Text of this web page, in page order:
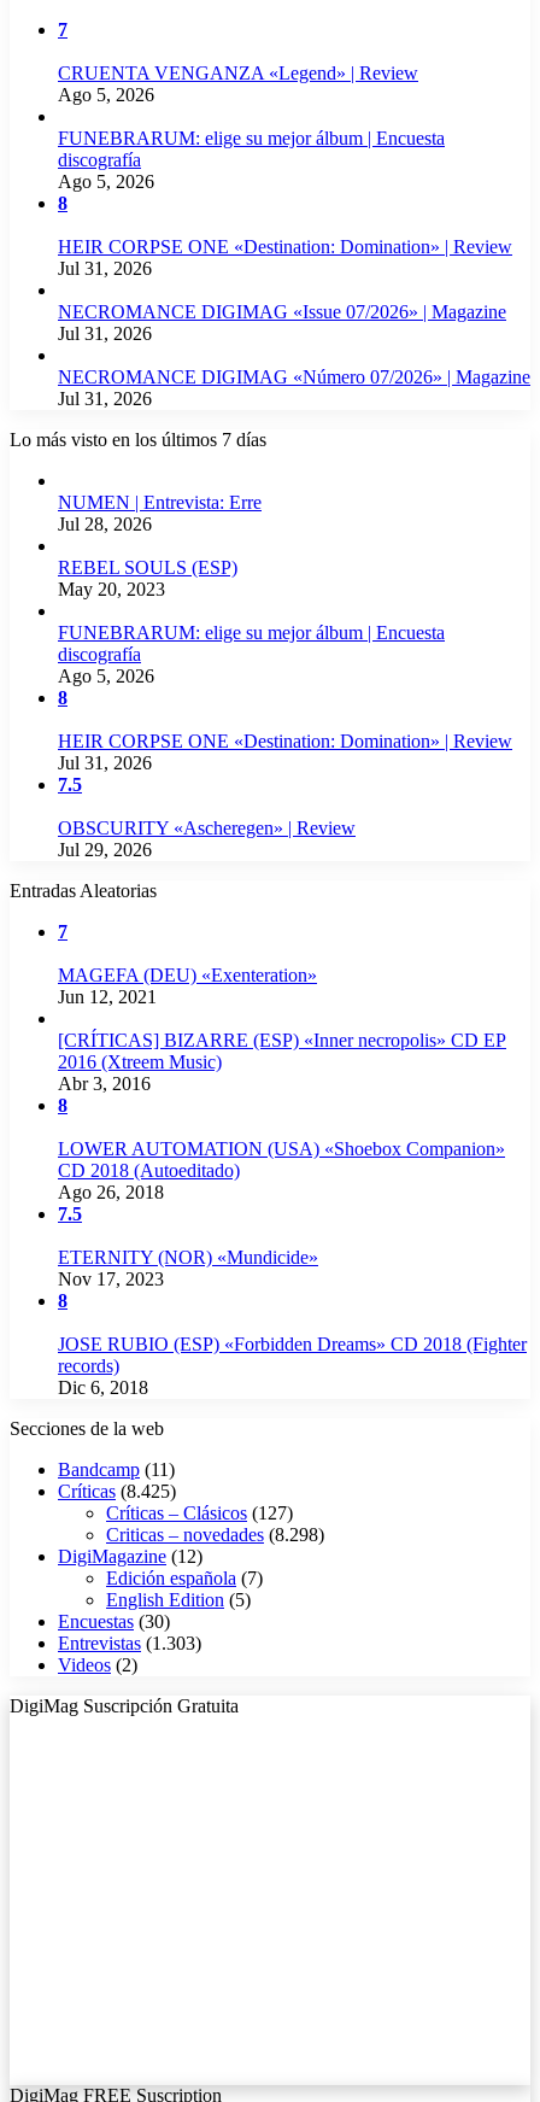
7
CRUENTA VENGANZA «Legend» | Review
Ago 5, 2026
FUNEBRARUM: elige su mejor álbum | Encuesta
discografía
Ago 5, 2026
8
HEIR CORPSE ONE «Destination: Domination» | Review
Jul 31, 2026
NECROMANCE DIGIMAG «Issue 07/2026» | Magazine
Jul 31, 2026
NECROMANCE DIGIMAG «Número 07/2026» | Magazine
Jul 31, 2026
Lo más visto en los últimos 7 días
NUMEN | Entrevista: Erre
Jul 28, 2026
REBEL SOULS (ESP)
May 20, 2023
FUNEBRARUM: elige su mejor álbum | Encuesta
discografía
Ago 5, 2026
8
HEIR CORPSE ONE «Destination: Domination» | Review
Jul 31, 2026
7.5
OBSCURITY «Ascheregen» | Review
Jul 29, 2026
Entradas Aleatorias
7
MAGEFA (DEU) «Exenteration»
Jun 12, 2021
[CRÍTICAS] BIZARRE (ESP) «Inner necropolis» CD EP
2016 (Xtreem Music)
Abr 3, 2016
8
LOWER AUTOMATION (USA) «Shoebox Companion»
CD 2018 (Autoeditado)
Ago 26, 2018
7.5
ETERNITY (NOR) «Mundicide»
Nov 17, 2023
8
JOSE RUBIO (ESP) «Forbidden Dreams» CD 2018 (Fighter
records)
Dic 6, 2018
Secciones de la web
Bandcamp (11)
Críticas (8.425)
Críticas – Clásicos (127)
Criticas – novedades (8.298)
DigiMagazine (12)
Edición española (7)
English Edition (5)
Encuestas (30)
Entrevistas (1.303)
Videos (2)
DigiMag Suscripción Gratuita
DigiMag FREE Suscription